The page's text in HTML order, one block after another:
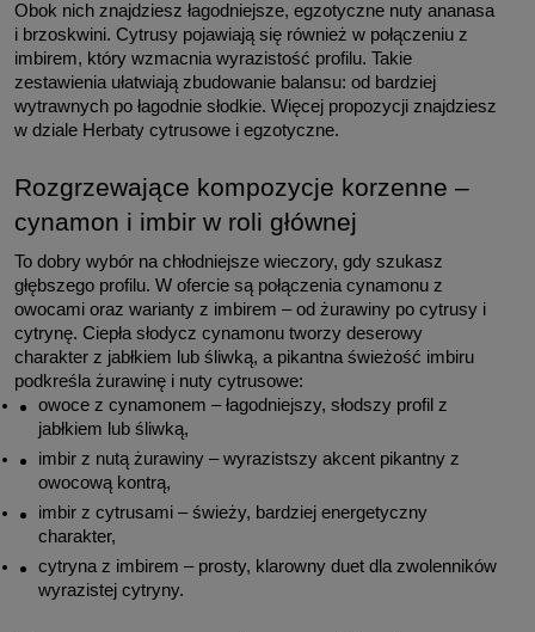
Obok nich znajdziesz łagodniejsze, egzotyczne nuty ananasa
i brzoskwini. Cytrusy pojawiają się również w połączeniu z
imbirem, który wzmacnia wyrazistość profilu. Takie
zestawienia ułatwiają zbudowanie balansu: od bardziej
wytrawnych po łagodnie słodkie. Więcej propozycji znajdziesz
w dziale Herbaty cytrusowe i egzotyczne.
Rozgrzewające kompozycje korzenne –
cynamon i imbir w roli głównej
To dobry wybór na chłodniejsze wieczory, gdy szukasz
głębszego profilu. W ofercie są połączenia cynamonu z
owocami oraz warianty z imbirem – od żurawiny po cytrusy i
cytrynę. Ciepła słodycz cynamonu tworzy deserowy
charakter z jabłkiem lub śliwką, a pikantna świeżość imbiru
podkreśla żurawinę i nuty cytrusowe:
owoce z cynamonem – łagodniejszy, słodszy profil z
jabłkiem lub śliwką,
imbir z nutą żurawiny – wyrazistszy akcent pikantny z
owocową kontrą,
imbir z cytrusami – świeży, bardziej energetyczny
charakter,
cytryna z imbirem – prosty, klarowny duet dla zwolenników
wyrazistej cytryny.